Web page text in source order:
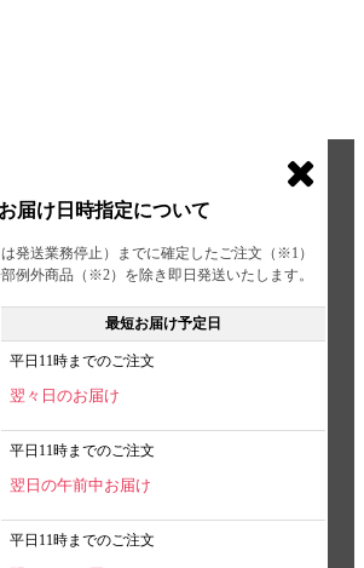
お届け日時指定について
発送業務停止）までに確定したご注文（※1）
例外商品（※2）を除き即日発送いたします。
最短お届け予定日
平日11時までのご注文
翌々日のお届け
平日11時までのご注文
翌日の午前中お届け
平日11時までのご注文